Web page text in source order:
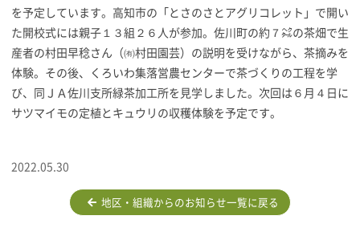
を予定しています。高知市の「とさのさとアグリコレット」で開い
た開校式には親子１３組２６人が参加。佐川町の約７㌶の茶畑で生
産者の村田早稔さん（㈲村田園芸）の説明を受けながら、茶摘みを
体験。その後、くろいわ集落営農センターで茶づくりの工程を学
び、同ＪＡ佐川支所緑茶加工所を見学しました。次回は６月４日に
サツマイモの定植とキュウリの収穫体験を予定です。
2022.05.30
地区・組織からのお知らせ一覧に戻る